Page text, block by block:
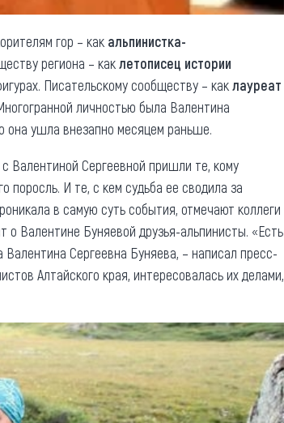
гор – как альпинистка-
региона – каклетописец истории
Писательскому сообществу – каклауреат
личностью была Валентина
она ушла внезапно месяцем раньше.
Валентиной Сергеевной пришли те, кому
И те, с кем судьба ее сводила за
в самую суть события, отмечают коллеги
о Валентине Буняевой друзья-альпинисты. «Есть
Валентина Сергеевна Буняева, – написал пресс-
Алтайского края, интересовалась их делами,